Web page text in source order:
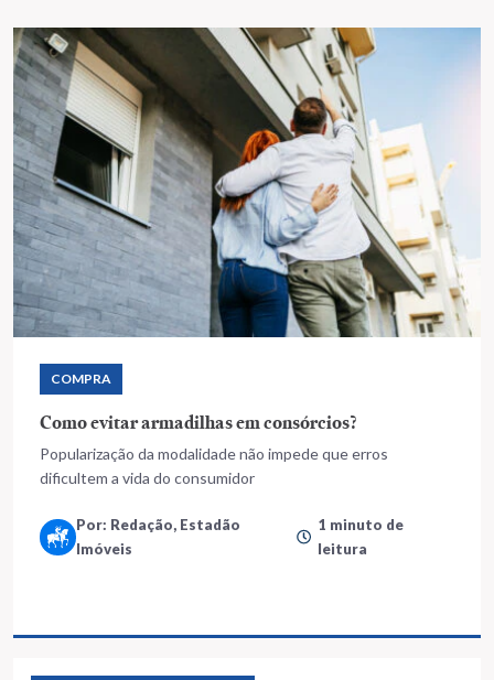
COMPRA
Como evitar armadilhas em consórcios?
Popularização da modalidade não impede que erros
dificultem a vida do consumidor
Por: Redação, Estadão
Imóveis
1 minuto de
leitura